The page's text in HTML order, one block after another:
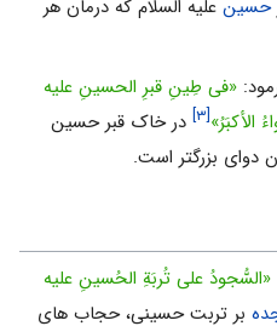
حسین‌ علیه السلام که درمان هر
«فی طِینِ قبرِ الحسینِ علیه
الأکبَرُ»[۳]
در خاک قبر حسین
دواى ‌بزرگتر است.
«السُّجودُ على تُربَةِ الحُسینِ علیه
بر تربت ‌حسینى، حجاب هاى